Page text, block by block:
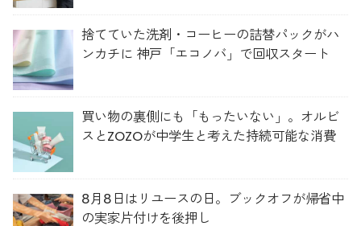
捨てていた洗剤・コーヒーの詰替パックがハ
ンカチに 神戸「エコノバ」で回収スタート
買い物の裏側にも「もったいない」。オルビ
スとZOZOが中学生と考えた持続可能な消費
8月8日はリユースの日。ブックオフが帰省中
の実家片付けを後押し